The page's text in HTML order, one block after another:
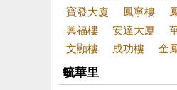
寶發大廈
鳳寧樓
興福樓
安達大廈
文顯樓
成功樓 金
毓華里